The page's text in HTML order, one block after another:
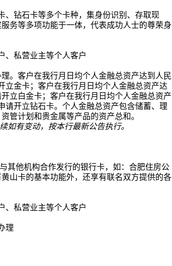
、钻石卡等多个卡种，集身份识别、存取现
务等多项功能于一体，代表成功人士的尊荣身
、私营业主等个人客户
。客户在我行月日均个人金融总资产达到人民
立金卡；客户在我行月日均个人金融总资产达
立白金卡；客户在我行月日均个人金融总资产
请开立钻石卡。个人金融总资产包含储蓄、理
管计划和贵金属等产品的资产总和。
如有变动，按本行最新公告执行。
与其他机构合作发行的银行卡，如：合肥住房公
山卡的基本功能外，还享有联名双方提供的各
、私营业主等个人客户
理